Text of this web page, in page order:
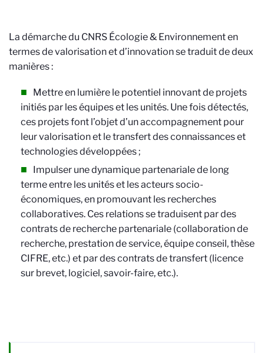
La démarche du CNRS Écologie & Environnementen
termes de valorisation et d’innovation se traduit de deux
manières :
Mettre en lumière le potentiel innovant de projets
initiés par les équipes et les unités. Une fois détectés,
ces projets font l’objet d’un accompagnement pour
leur valorisation et le transfert des connaissances et
technologies développées ;
Impulser une dynamique partenariale de long
terme entre les unités et les acteurs socio-
économiques, en promouvant les recherches
collaboratives. Ces relations se traduisent par des
contrats de recherche partenariale (collaboration de
recherche, prestation de service, équipe conseil, thèse
CIFRE, etc.) et par des contrats de transfert (licence
sur brevet, logiciel, savoir-faire, etc.).